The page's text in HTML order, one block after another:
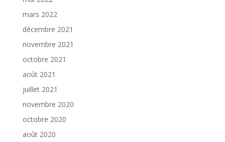
mars 2022
décembre 2021
novembre 2021
octobre 2021
août 2021
juillet 2021
novembre 2020
octobre 2020
août 2020